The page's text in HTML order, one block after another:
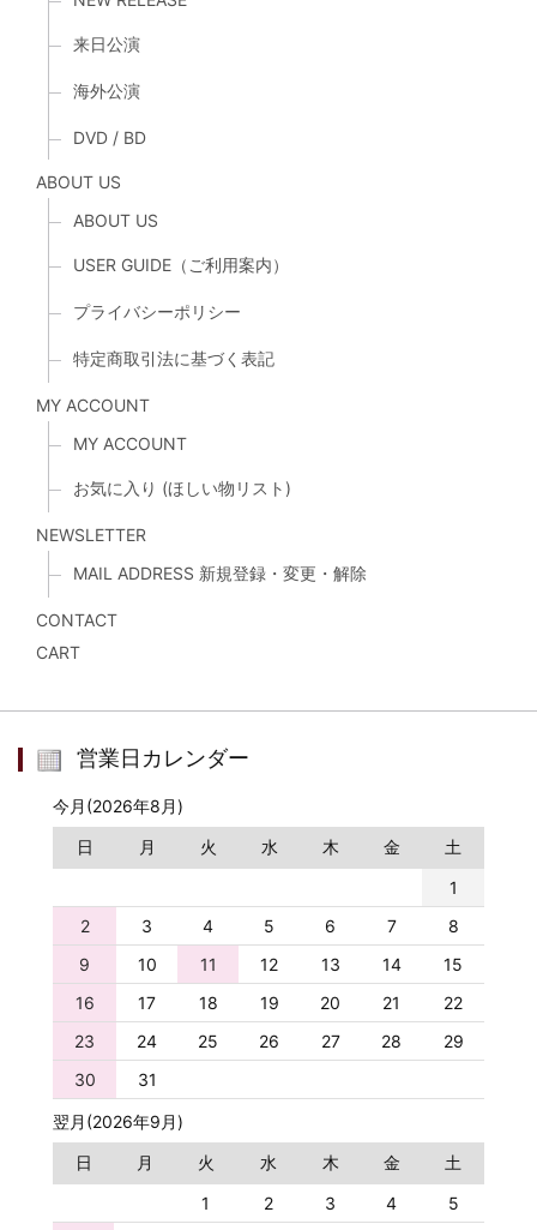
来日公演
海外公演
DVD / BD
ABOUT US
ABOUT US
USER GUIDE（ご利用案内）
プライバシーポリシー
特定商取引法に基づく表記
MY ACCOUNT
MY ACCOUNT
お気に入り (ほしい物リスト)
NEWSLETTER
MAIL ADDRESS 新規登録・変更・解除
CONTACT
CART
営業日カレンダー
今月(2026年8月)
日
月 火 水 木 金
土
1
2
3 4 5 6 7
8
9
10 11 12 13 14
15
16
17 18 19 20 21
22
23
24 25 26 27 28
29
30
31
翌月(2026年9月)
日
月 火 水 木 金
土
1
2 3 4
5